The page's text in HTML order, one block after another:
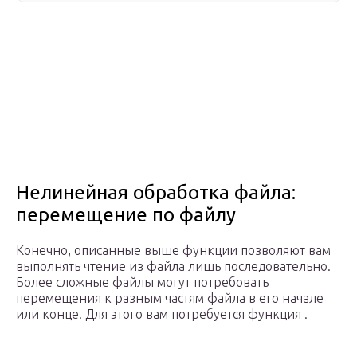
Нелинейная обработка файла:
перемещение по файлу
Конечно, описанные выше функции позволяют вам
выполнять чтение из файла лишь последовательно.
Более сложные файлы могут потребовать
перемещения к разным частям файла в его начале
или конце. Для этого вам потребуется функция .